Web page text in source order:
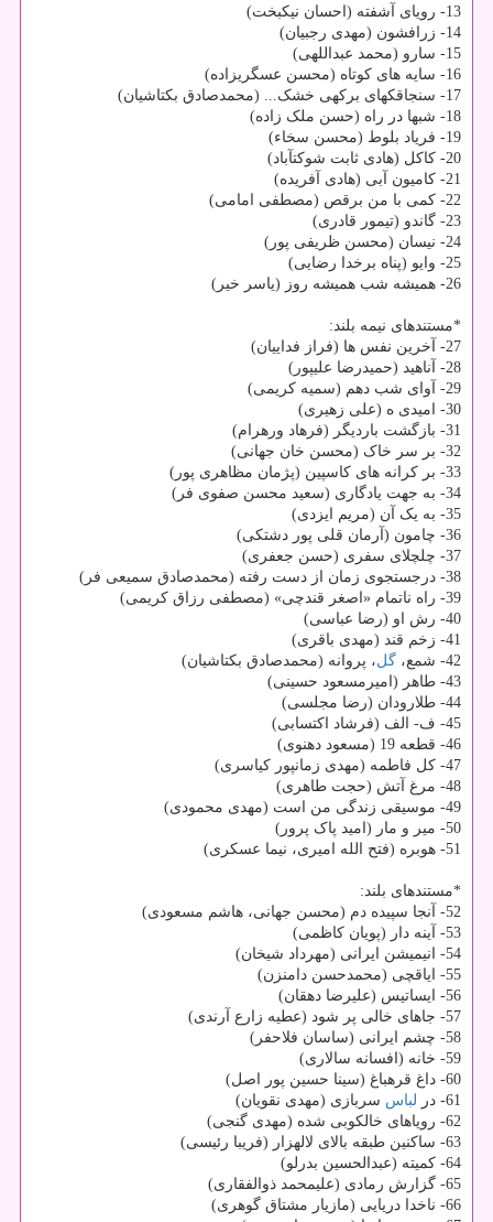
13- رویای آشفته (احسان نیکبخت)
14- زرافشون (مهدی رجبیان)
15- سارو (محمد عبداللهی)
16- سایه‏ های کوتاه (محسن عسگری‎زاده)
17- سنجاقک‎های برکه‏ی خشک... (محمدصادق بکتاشیان)
18- شب‎ها در راه (حسن ملک ‏زاده)
19- فریاد بلوط (محسن سخاء)
20- کاکل (هادی ثابت شوکت‎آباد)
21- کامیون آبی (هادی آفریده)
22- کمی با من برقص (مصطفی امامی)
23- گاندو (تیمور قادری)
24- نی‎سان (محسن ظریفی‏ پور)
25- وایو (پناه ‏برخدا رضایی)
26- همیشه شب همیشه روز (یاسر خیر)
*مستندهای نیمه بلند:
27- آخرین نفس ها (فراز فداییان)
28- آناهید (حمیدرضا علیپور)
29- آوای شب دهم (سمیه کریمی)
30- امیدی ه (علی زهیری)
31- بازگشت باردیگر (فرهاد ورهرام)
32- بر سر خاک (محسن خان جهانی)
33- بر کرانه های کاسپین (پژمان مظاهری پور)
34- به جهت یادگاری (سعید محسن صفوی فر)
35- به یک آن (مریم ایزدی)
36- چامون (آرمان قلی پور دشتکی)
37- چلچلای سفری (حسن جعفری)
38- درجستجوی زمان از دست رفته (محمدصادق سمیعی فر)
39- راه ناتمام «اصغر قندچی» (مصطفی رزاق کریمی)
40- رش او (رضا عباسی)
41- زخم قند (مهدی باقری)
42- شمع،
گل، پروانه (محمدصادق بکتاشیان)
43- طاهر (امیرمسعود حسینی)
44- طلارودان (رضا مجلسی)
45- ف- الف (فرشاد اکتسابی)
46- قطعه 19 (مسعود دهنوی)
47- کل فاطمه (مهدی زمانپور کیاسری)
48- مرغ آتش (حجت طاهری)
49- موسیقی زندگی من است (مهدی محمودی)
50- میر و مار (امید پاک پرور)
51- هوبره (فتح الله امیری، نیما عسکری)
*مستندهای بلند:
52- آنجا سپیده‎ دم (محسن جهانی، هاشم مسعودی)
53- آینه دار (پویان کاظمی)
54- انیمیشن ایرانی (مهرداد شیخان)
55- ایاقچی (محمدحسن دامن‎زن)
56- ایساتیس (علیرضا دهقان)
57- جاهای خالی پر شود (عطیه زارع ‎آرندی)
58- چشم ایرانی (ساسان فلاح‎فر)
59- خانه (افسانه سالاری)
60- داغ قره‎باغ (سینا حسین پور اصل)
61- در
لباس سربازی (مهدی نقویان)
62- رویاهای خالکوبی شده (مهدی گنجی)
63- ساکنین طبقه بالای لاله‏زار (فریبا رئیسی)
64- کمیته (عبدالحسین بدرلو)
65- گزارش رمادی (علی‎محمد ذوالفقاری)
66- ناخدا دریایی (مازیار مشتاق ‎گوهری)